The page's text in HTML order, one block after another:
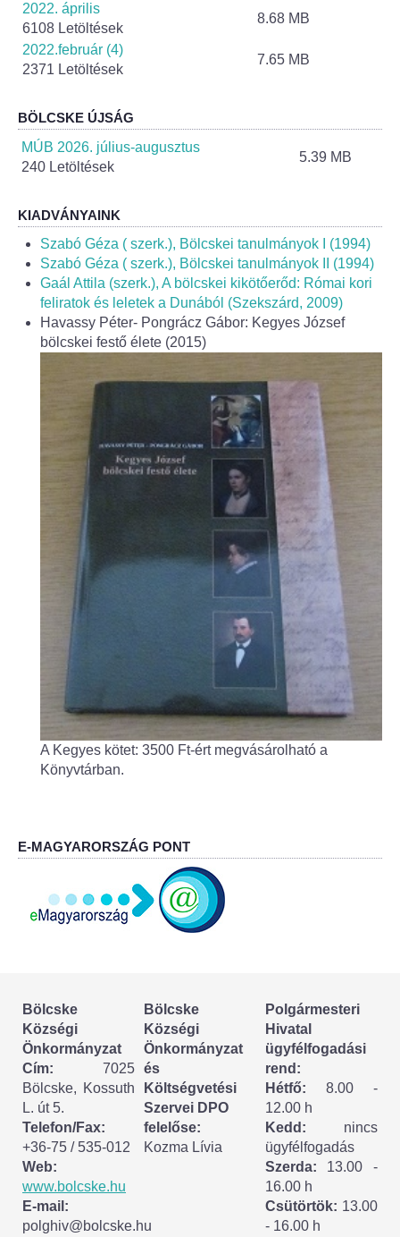
Helyi Esélyegyenlőség Program
Helyi Építési Szabályzat
INTÉZMÉNYEK
Bölcskei Mesevár Óvoda és Bölcsőde
Óvodakert
Egészségügy
Háziorvos
Gyermekorvos
Fogorvos
Központi orvosi ügyelet
Alapszolgáltatási Központ
Kultúra
IKSZT - Integrált Közösségi és Szolgáltató Tér
Rendezvényház
Könyvtár
Körzeti megbízott
HIRDETMÉNYEK
CSÍKSZÉPVÍZ
VÁLASZTÁSI INFORMÁCIÓK
Választási szervek
Választási ügyintézés
2024. évi általános választások
Választópolgároknak
2022. április
6108 Letöltések
8.68 MB
2022.február (4)
2371 Letöltések
7.65 MB
BÖLCSKE ÚJSÁG
MÚB 2026. július-augusztus
240 Letöltések
5.39 MB
KIADVÁNYAINK
Szabó Géza ( szerk.), Bölcskei tanulmányok I (1994)
Szabó Géza ( szerk.), Bölcskei tanulmányok II (1994)
Gaál Attila (szerk.), A bölcskei kikötőerőd: Római kori
feliratok és leletek a Dunából (Szekszárd, 2009)
Havassy Péter- Pongrácz Gábor: Kegyes József
bölcskei festő élete (2015)
A Kegyes kötet: 3500 Ft-ért megvásárolható a
Könyvtárban.
E-MAGYARORSZÁG PONT
Bölcske
Községi
Önkormányzat
Cím: 7025
Bölcske, Kossuth
L. út 5.
Telefon/Fax:
+36-75 / 535-012
Web:
www.bolcske.hu
E-mail:
polghiv@bolcske.hu
Bölcske
Községi
Önkormányzat
és
Költségvetési
Szervei DPO
felelőse:
Kozma Lívia
Polgármesteri
Hivatal
ügyfélfogadási
rend:
Hétfő: 8.00 -
12.00 h
Kedd: nincs
ügyfélfogadás
Szerda: 13.00 -
16.00 h
Csütörtök: 13.00
- 16.00 h